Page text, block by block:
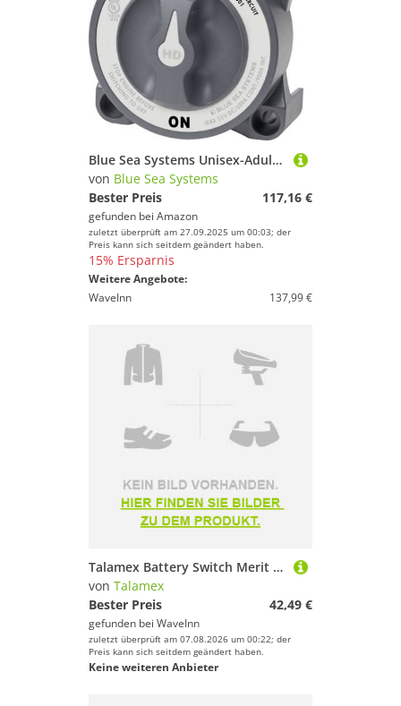
Blue Sea Systems Unisex-Adult BS3001 INTERRUPTOR, Multicolor, Standard
von Blue Sea Systems
Bester Preis
117,16 €
gefunden bei Amazon
zuletzt überprüft am 27.09.2025 um 00:03; der
Preis kann sich seitdem geändert haben.
15% Ersparnis
Weitere Angebote:
WaveInn
137,99 €
Talamex Battery Switch Merit Rot,Golden
von Talamex
Bester Preis
42,49 €
gefunden bei WaveInn
zuletzt überprüft am 07.08.2026 um 00:22; der
Preis kann sich seitdem geändert haben.
Keine weiteren Anbieter